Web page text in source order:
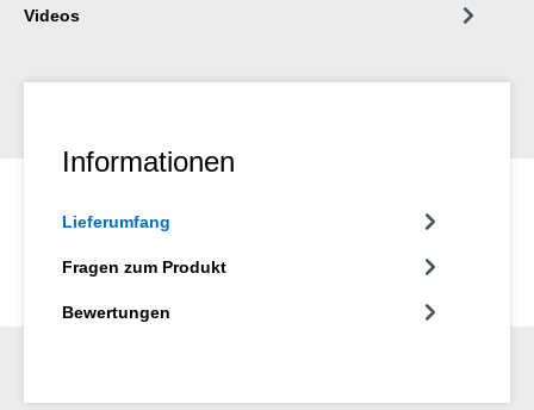
Videos
Informationen
Lieferumfang
Fragen zum Produkt
Bewertungen